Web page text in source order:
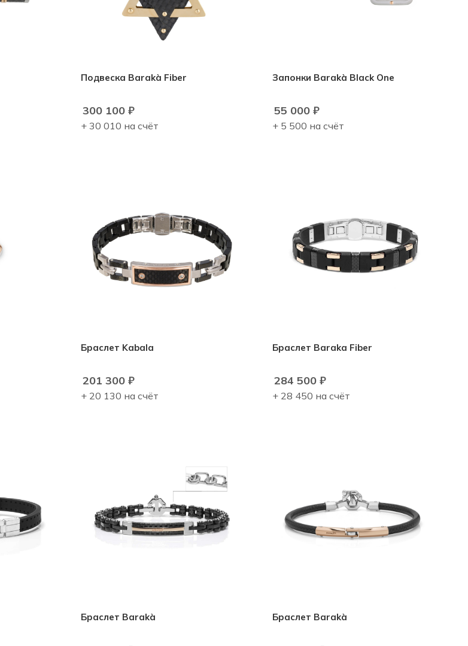
Подвеска Barakà Fiber
300 100₽
+ 30 010 на счёт
Запонки Barakà Black One
55 000 ₽
+ 5 500 на счёт
Браслет Kabala
201 300₽
+ 20 130 на счёт
Браслет Baraka Fiber
284 500 ₽
+ 28 450 на счёт
Браслет Barakà Браслет Barakà